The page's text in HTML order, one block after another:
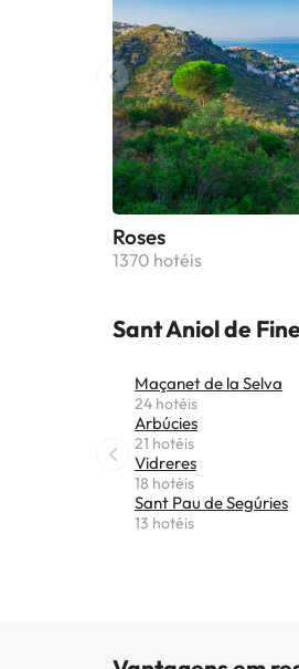
Roses
1370 hotéis
Sant Aniol de
Maçanet de la Selva
24 hotéis
Arbúcies
21 hotéis
Vidreres
18 hotéis
Sant Pau de Segúries
13 hotéis